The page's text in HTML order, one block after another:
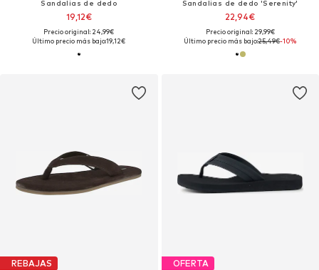
Sandalias de dedo
19,12€
Precio original: 24,99€
Último precio más bajo:19,12€
Sandalias de dedo 'Serenity'
22,94€
Precio original: 29,99€
Último precio más bajo:25,49€-10%
REBAJAS OFERTA